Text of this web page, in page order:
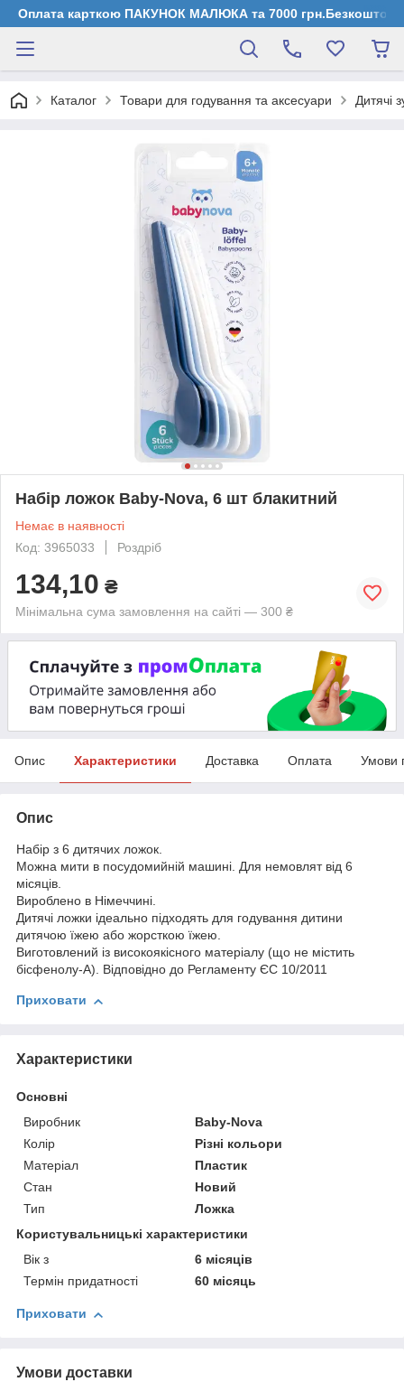
Оплата карткою ПАКУНОК МАЛЮКА та 7000 грн.Безкоштовна
Каталог Товари для годування та аксесуари Дитячі
Набір ложок Baby-Nova, 6 шт блакитний
Немає в наявності
Код: 3965033
Роздріб
134,10 ₴
Мінімальна сума замовлення на сайті — 300 ₴
Опис Характеристики Доставка Оплата Умови
Опис
Набір з 6 дитячих ложок.
Можна мити в посудомийній машині. Для немовлят від 6
місяців.
Вироблено в Німеччині.
Дитячі ложки ідеально підходять для годування дитини
дитячою їжею або жорсткою їжею.
Виготовлений із високоякісного матеріалу (що не містить
бісфенолу-А). Відповідно до Регламенту ЄС 10/2011
Приховати
Характеристики
Основні
Виробник
Baby-Nova
Колір
Різні кольори
Матеріал
Пластик
Стан
Новий
Тип
Ложка
Користувальницькі характеристики
Вік з
6 місяців
Термін придатності
60 місяць
Приховати
Умови доставки